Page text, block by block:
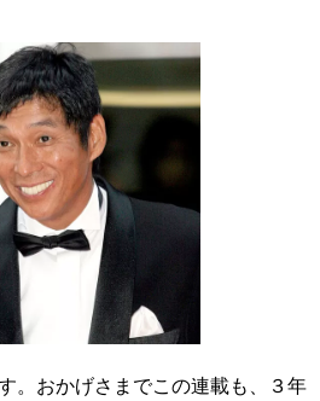
。おかげさまでこの連載も、３年